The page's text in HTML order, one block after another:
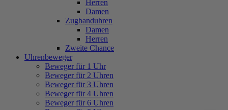
Herren
Damen
Zugbanduhren
Damen
Herren
Zweite Chance
Uhrenbeweger
Beweger für 1 Uhr
Beweger für 2 Uhren
Beweger für 3 Uhren
Beweger für 4 Uhren
Beweger für 6 Uhren